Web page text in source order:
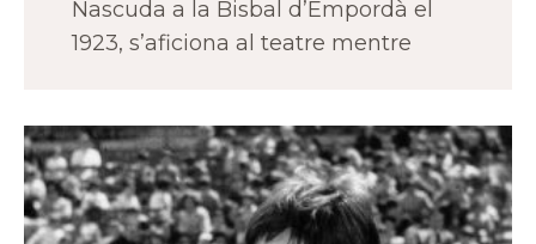
Nascuda a la Bisbal d’Empordà el
1923, s’aficiona al teatre mentre